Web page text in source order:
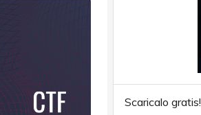
Scaricalo gratis!